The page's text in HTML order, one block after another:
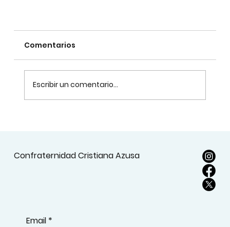
Más allá del Temor: Hacia una
Cristocéntrica del Nuevo Pacto Orientada
Comentarios
Escribir un comentario...
Confraternidad Cristiana Azusa
Email *